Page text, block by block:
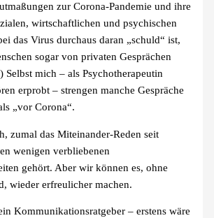
zur Corona-Pandemie und ihre
wirtschaftlichen und psychischen
das Virus durchaus daran „schuld“ ist,
sogar von privaten Gesprächen
mich – als Psychotherapeutin
erprobt – strengen manche Gespräche
„vor Corona“.
zumal das Miteinander-Reden seit
wenigen verbliebenen
gehört. Aber wir können es, ohne
wieder erfreulicher machen.
Kommunikationsratgeber – erstens wäre